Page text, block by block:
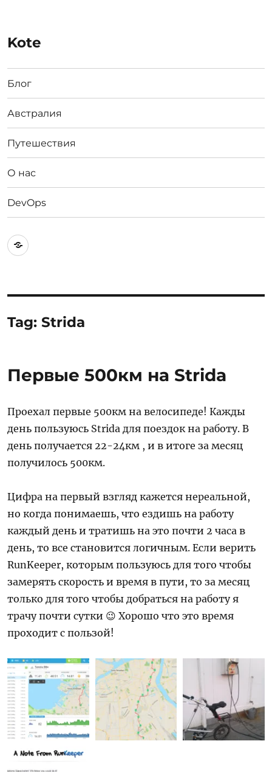
Kote
Блог
Австралия
Путешествия
О нас
DevOps
Австралия
Tag:Strida
Первые 500км на Strida
Проехал первые 500км на велосипеде! Кажды
день пользуюсь Strida для поездок на работу. В
день получается 22-24км , и в итоге за месяц
получилось 500км.
Цифра на первый взгляд кажется нереальной,
но когда понимаешь, что ездишь на работу
каждый день и тратишь на это почти 2 часа в
день, то все становится логичным. Если верить
RunKeeper, которым пользуюсь для того чтобы
замерять скорость и время в пути, то за месяц
только для того чтобы добраться на работу я
трачу почти сутки 😉 Хорошо что это время
проходит с пользой!